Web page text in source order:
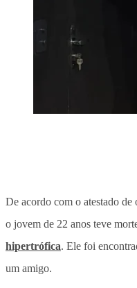
De acordo com o atestado
o jovem de 22 anos teve
hipertrófica. Ele foi
um amigo.